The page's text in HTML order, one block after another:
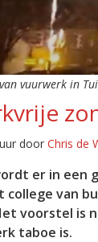
vuurwerk in
door Chris de
er in
college van
voorstel is
taboe is.